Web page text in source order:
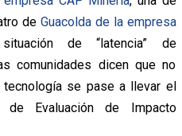
de Guacolda de la empresa
de “latencia” de
comunidades dicen que no
se pase a llevar el
de Evaluación de Impacto